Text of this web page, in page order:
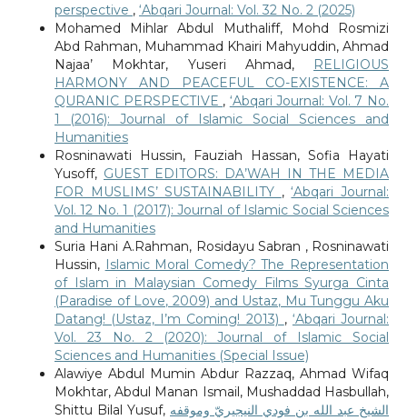
perspective , ‘Abqari Journal: Vol. 32 No. 2 (2025)
Mohamed Mihlar Abdul Muthaliff, Mohd Rosmizi
Abd Rahman, Muhammad Khairi Mahyuddin, Ahmad
Najaa’ Mokhtar, Yuseri Ahmad,
RELIGIOUS
HARMONY AND PEACEFUL CO-EXISTENCE: A
QURANIC PERSPECTIVE , ‘Abqari Journal: Vol. 7 No.
1 (2016): Journal of Islamic Social Sciences and
Humanities
Rosninawati Hussin, Fauziah Hassan, Sofia Hayati
Yusoff, GUEST EDITORS: DA’WAH IN THE MEDIA
FOR MUSLIMS’ SUSTAINABILITY ,‘Abqari Journal:
Vol. 12 No. 1 (2017): Journal of Islamic Social Sciences
and Humanities
Suria Hani A.Rahman, Rosidayu Sabran , Rosninawati
Hussin, Islamic Moral Comedy? The Representation
of Islam in Malaysian Comedy Films Syurga Cinta
(Paradise of Love, 2009) and Ustaz, Mu Tunggu Aku
Datang! (Ustaz, I’m Coming! 2013) , ‘Abqari Journal:
Vol. 23 No. 2 (2020): Journal of Islamic Social
Sciences and Humanities (Special Issue)
Alawiye Abdul Mumin Abdur Razzaq, Ahmad Wifaq
Mokhtar, Abdul Manan Ismail, Mushaddad Hasbullah,
Shittu Bilal Yusuf, الشيخ عبد الله بن فودي النيجيريّ وموقفه